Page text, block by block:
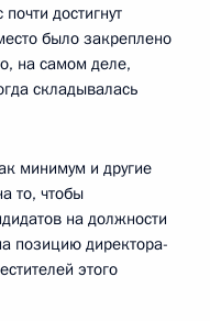
достигнут
было закреплено
на самом деле,
складывалась
минимум и другие
то, чтобы
на должности
позицию директора-
этого